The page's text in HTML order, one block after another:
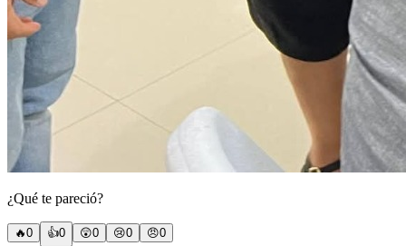
¿Qué te pareció?
🔥0 👍0 😲0 😢0 😠0